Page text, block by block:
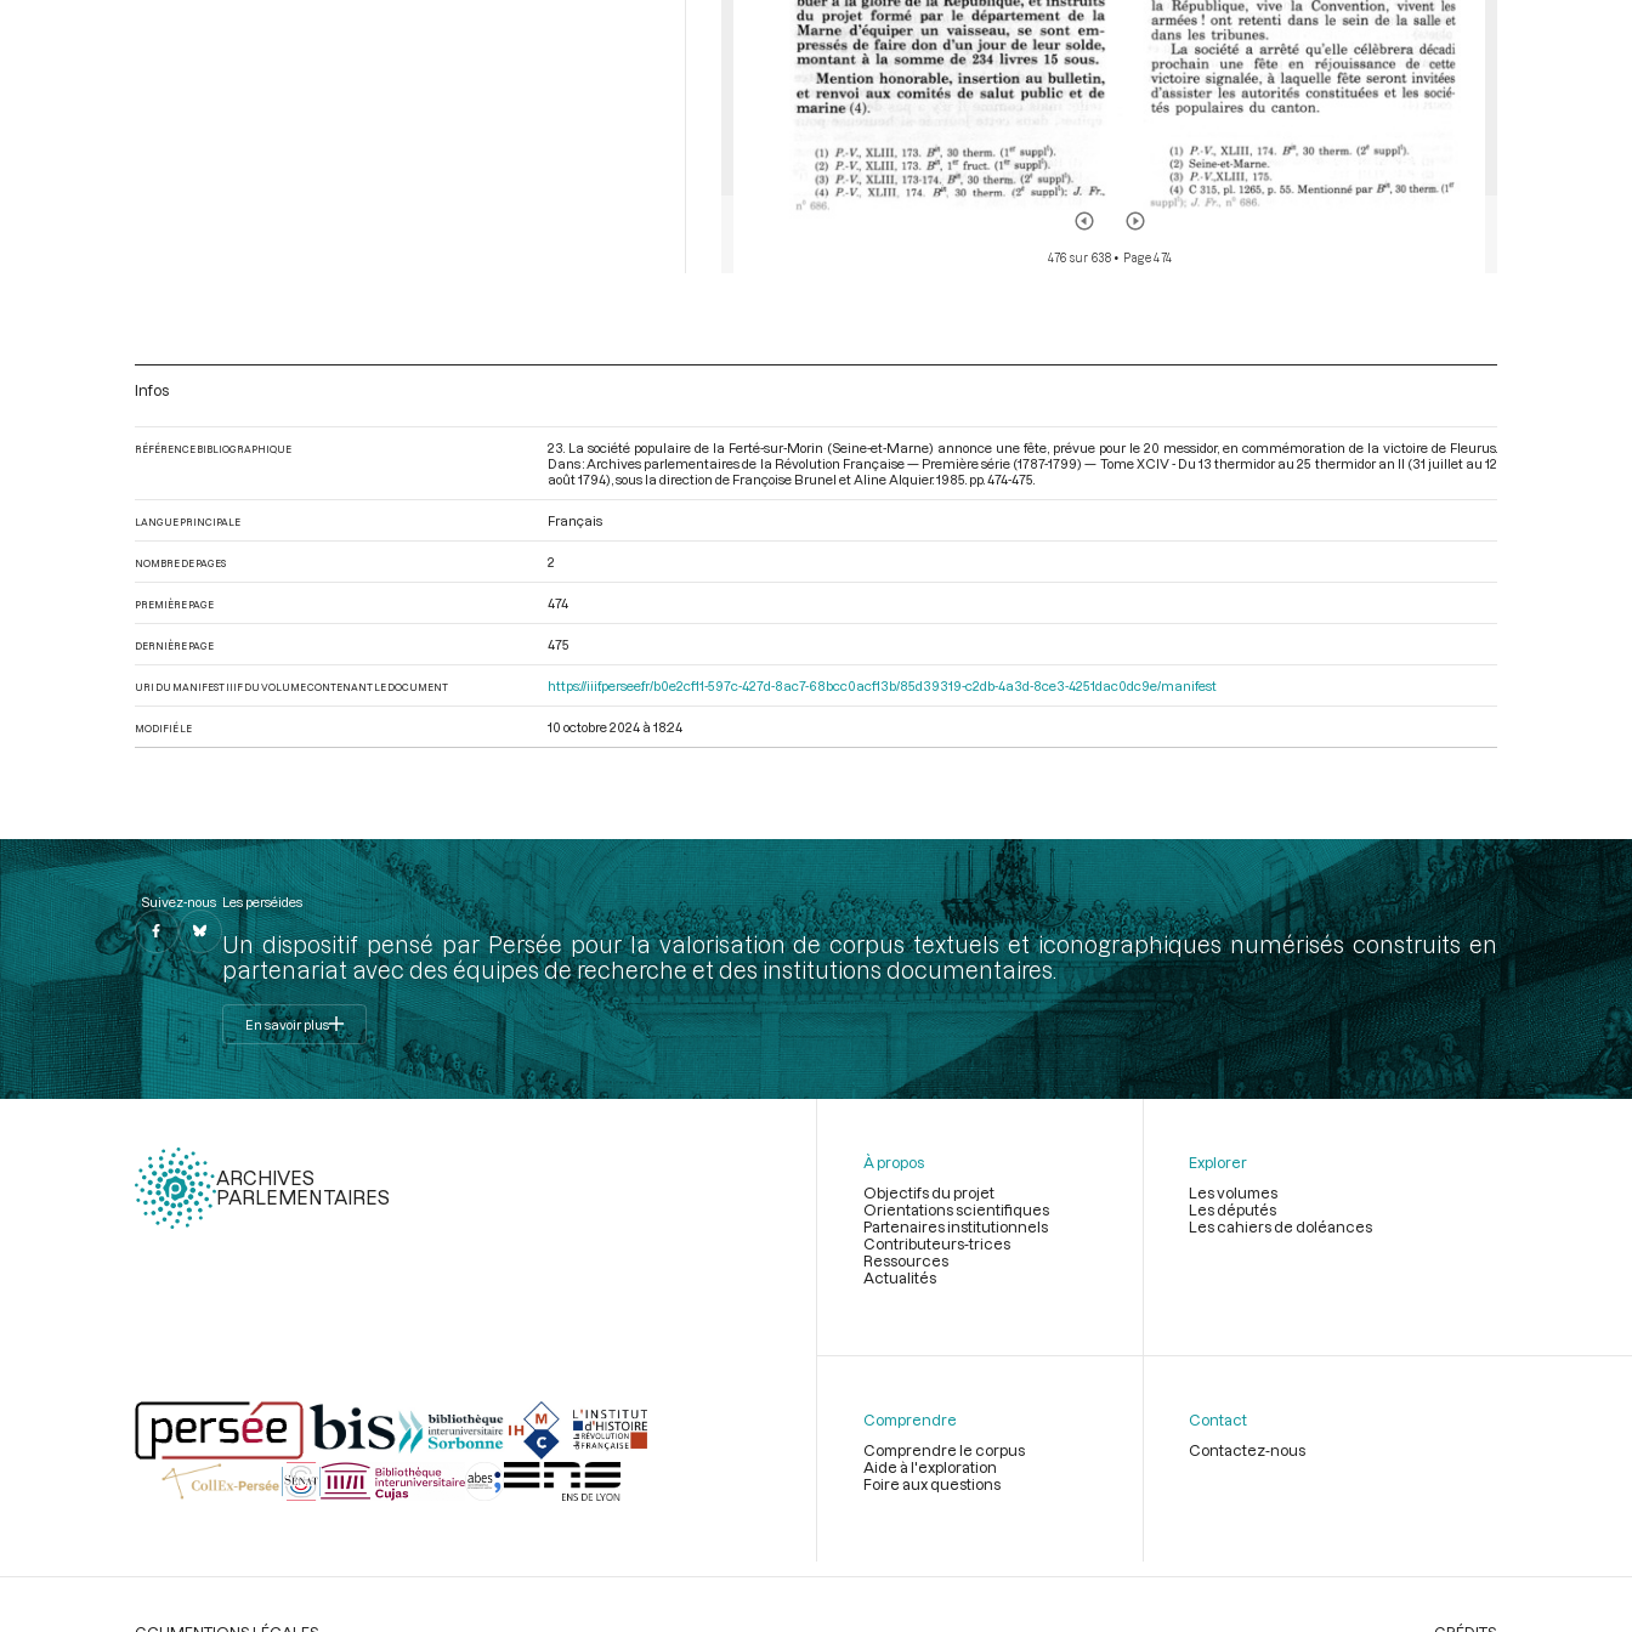
476 sur 638• Page 474
Infos
RÉFÉRENCE BIBLIOGRAPHIQUE
23. La société populaire de la Ferté-sur-Morin (Seine-et-Marne) annonce une fête, prévue pour le 20 messidor, en commémoration de la victoire de Fleurus.
Dans : Archives parlementaires de la Révolution Française — Première série (1787-1799) — Tome XCIV - Du 13 thermidor au 25 thermidor an II (31 juillet au 12
août 1794) , sous la direction de Françoise Brunel et Aline Alquier. 1985. pp. 474-475.
LANGUE PRINCIPALE Français
NOMBRE DE PAGES 2
PREMIÈRE PAGE 474
DERNIÈRE PAGE 475
URI DU MANIFEST IIIF DU VOLUME CONTENANT LE DOCUMENT https://iiif.persee.fr/b0e2cf11-597c-427d-8ac7-68bcc0acf13b/85d39319-c2db-4a3d-8ce3-4251dac0dc9e/manifest
MODIFIÉ LE 10 octobre 2024 à 18:24
Suivez-nous Les perséides
Un dispositif pensé par Persée pour la valorisation de corpus textuels et iconographiques numérisés construits en
partenariat avec des équipes de recherche et des institutions documentaires.
En savoir plus
ARCHIVES
PARLEMENTAIRES
page
À propos
Objectifs du projet
Orientations scientifiques
Partenaires institutionnels
Contributeurs-trices
Ressources
Actualités
Explorer
Les volumes
Les députés
Les cahiers de doléances
Comprendre
Comprendre le corpus
Aide à l'exploration
Foire aux questions
Contact
Contactez-nous
Légal